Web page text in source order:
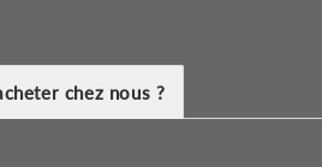
chez nous ?